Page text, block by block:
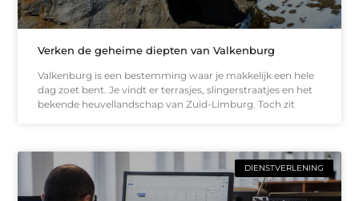
Verken de geheime diepten van Valkenburg
Valkenburg is een bestemming waar je makkelijk een hele
dag zoet bent. Je vindt er terrasjes, slingerstraatjes en het
bekende heuvellandschap van Zuid-Limburg. Toch zit
DIENSTVERLENING